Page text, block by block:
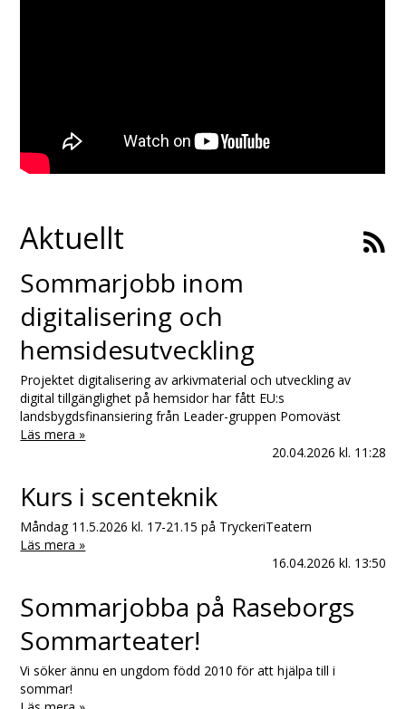
Aktuellt
Sommarjobb inom
digitalisering och
hemsidesutveckling
Projektet digitalisering av arkivmaterial och utveckling av
digital tillgänglighet på hemsidor har fått EU:s
landsbygdsfinansiering från Leader-gruppen Pomoväst
Läs mera »
20.04.2026 kl. 11:28
Kurs i scenteknik
Måndag 11.5.2026 kl. 17-21.15 på TryckeriTeatern
Läs mera »
16.04.2026 kl. 13:50
Sommarjobba på Raseborgs
Sommarteater!
Vi söker ännu en ungdom född 2010 för att hjälpa till i
sommar!